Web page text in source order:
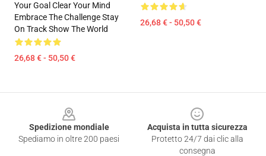
Your Goal Clear Your Mind
Embrace The Challenge Stay
On Track Show The World
26,68 € - 50,50 €
26,68 € - 50,50 €
Spedizione mondiale
Spediamo in oltre 200 paesi
Acquista in tutta sicurezza
Protetto 24/7 dai clic alla
consegna